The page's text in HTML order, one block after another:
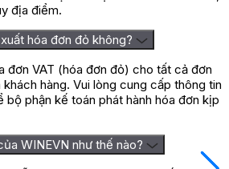
địa điểm.
hóa đơn đỏ không?
đơn VAT (hóa đơn đỏ) cho tất cả đơn
hàng. Vui lòng cung cấp thông tin
bộ phận kế toán phát hành hóa đơn kịp
WINEVN như thế nào?